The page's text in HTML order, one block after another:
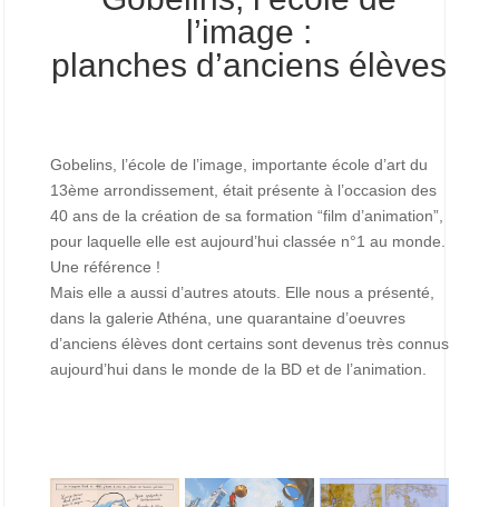
l’image :
planches d’anciens élèves
Gobelins, l’école de l’image, importante école d’art du
13ème arrondissement, était présente à l’occasion des
40 ans de la création de sa formation “film d’animation”,
pour laquelle elle est aujourd’hui classée n°1 au monde.
Une référence !
Mais elle a aussi d’autres atouts. Elle nous a présenté,
dans la galerie Athéna, une quarantaine d’oeuvres
d’anciens élèves dont certains sont devenus très connus
aujourd’hui dans le monde de la BD et de l’animation.